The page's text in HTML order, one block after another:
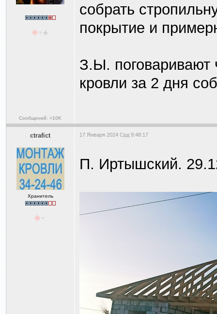
Сообщений: >10K
собрать
покрытие и
З.Ы.
кровли за 2 дня
ctrafict
Хранитель
17 Января 2024 Срд 9:48:17
П. Иртышский.